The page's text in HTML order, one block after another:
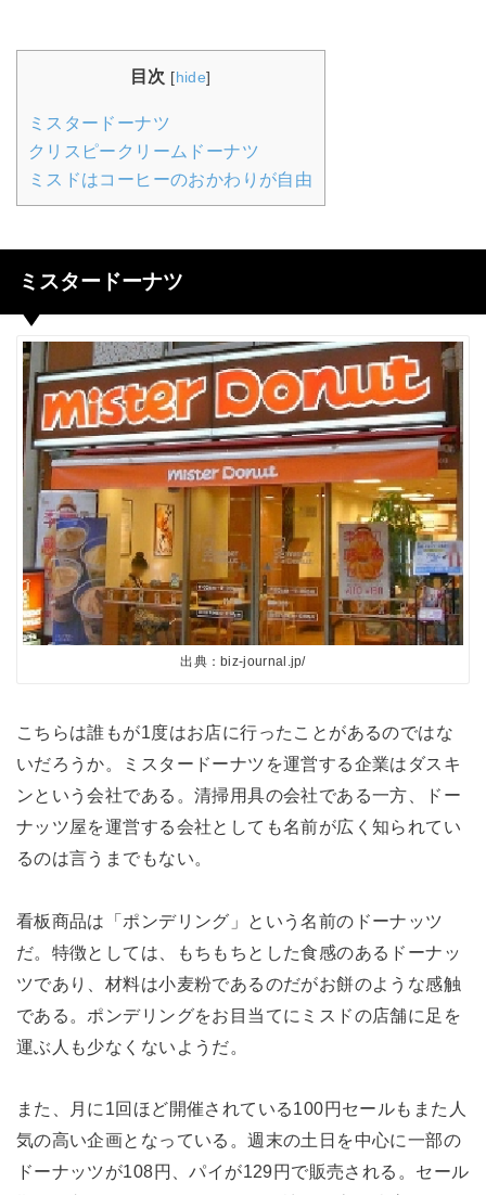
目次 [hide]
ミスタードーナツ
クリスピークリームドーナツ
ミスドはコーヒーのおかわりが自由
ミスタードーナツ
出典：biz-journal.jp/
こちらは誰もが1度はお店に行ったことがあるのではな
いだろうか。ミスタードーナツを運営する企業はダスキ
ンという会社である。清掃用具の会社である一方、ドー
ナッツ屋を運営する会社としても名前が広く知られてい
るのは言うまでもない。
看板商品は「ポンデリング」という名前のドーナッツ
だ。特徴としては、もちもちとした食感のあるドーナッ
ツであり、材料は小麦粉であるのだがお餅のような感触
である。ポンデリングをお目当てにミスドの店舗に足を
運ぶ人も少なくないようだ。
また、月に1回ほど開催されている100円セールもまた人
気の高い企画となっている。週末の土日を中心に一部の
ドーナッツが108円、パイが129円で販売される。セール